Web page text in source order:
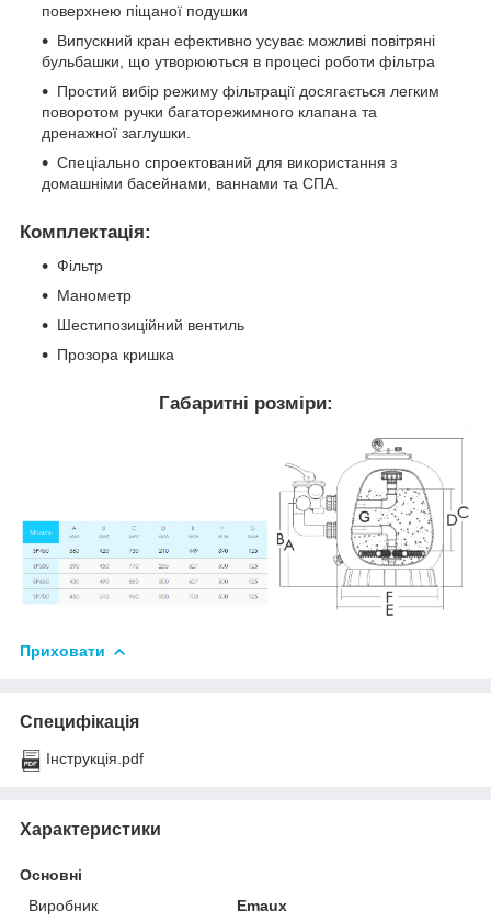
поверхнею піщаної подушки
Випускний кран ефективно усуває можливі повітряні
бульбашки, що утворюються в процесі роботи фільтра
Простий вибір режиму фільтрації досягається легким
поворотом ручки багаторежимного клапана та
дренажної заглушки.
Спеціально спроектований для використання з
домашніми басейнами, ваннами та СПА.
Комплектація:
Фільтр
Манометр
Шестипозиційний вентиль
Прозора кришка
Габаритні розміри:
Приховати
Специфікація
Інструкція.pdf
Характеристики
Основні
Виробник
Emaux